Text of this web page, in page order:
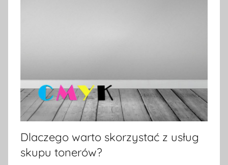
Dlaczego warto skorzystać z usług
skupu tonerów?